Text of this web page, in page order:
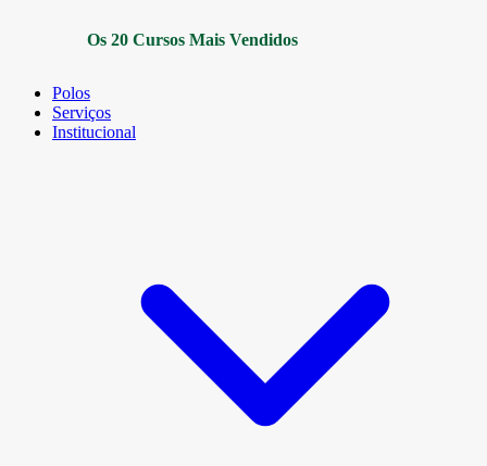
Os 20 Cursos Mais Vendidos
Polos
Serviços
Institucional